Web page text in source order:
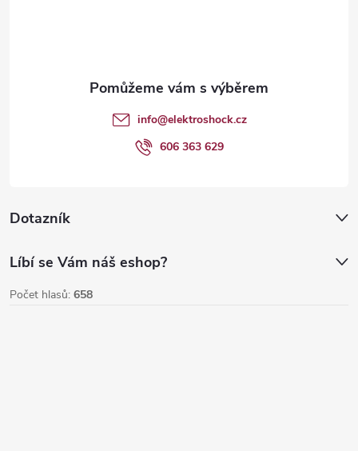
info@elektroshock.cz
606 363 629
Dotazník
Líbí se Vám náš eshop?
Počet hlasů: 658